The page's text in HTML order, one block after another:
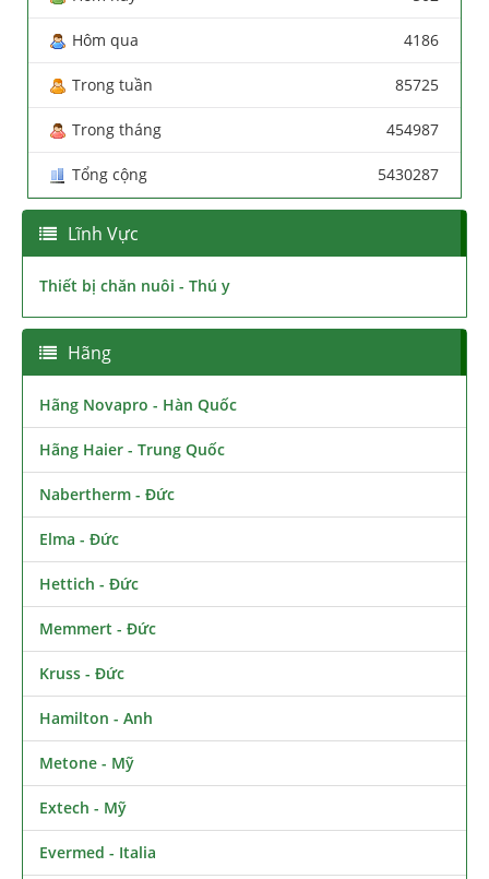
Hôm qua 4186
Trong tuần 85725
Trong tháng 454987
Tổng cộng 5430287
Lĩnh Vực
Thiết bị chăn nuôi - Thú y
Hãng
Hãng Novapro - Hàn Quốc
Hãng Haier - Trung Quốc
Nabertherm - Đức
Elma - Đức
Hettich - Đức
Memmert - Đức
Kruss - Đức
Hamilton - Anh
Metone - Mỹ
Extech - Mỹ
Evermed - Italia